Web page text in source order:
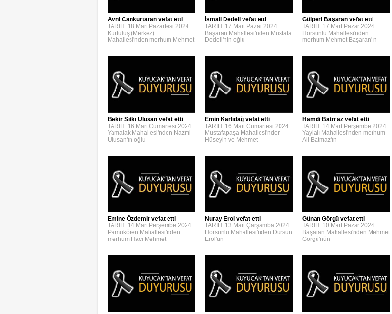
Avni Cankurtaran vefat etti
TARİH: 18 Mart Pazartesi 2024
Kurtuluş (Merkez)
Mahallesi'nden merhum Mehmet
İsmail Dedeli vefat etti
TARİH: 17 Mart Pazar 2024
Başaran Mahallesi'nden Mustafa
Dedeli'nin oğlu
Gülperi Başaran vefat etti
TARİH: 17 Mart Pazar 2024
Horsunlu Mahallesi'nden
merhum Mehmet Başaran'ın
Bekir Sıtkı Ulusan vefat etti
TARİH: 16 Mart Cumartesi 2024
Yamalak Mahallesi'nden Nazmi
Ulusan'ın oğlu
Emin Karlıdağ vefat etti
TARİH: 16 Mart Cumartesi 2024
Mustafapaşa Mahallesi'nden
Hüseyin ve Mehmet
Hamdi Batmaz vefat etti
TARİH: 14 Mart Perşembe 2024
Yaylalı Mahallesi'nden merhum
Ali Batmaz'ın
Emine Özdemir vefat etti
TARİH: 14 Mart Perşembe 2024
Pamukören Mahallesi'nden
merhum Hacı Mehmet
Nuray Erol vefat etti
TARİH: 13 Mart Çarşamba 2024
Horsunlu Mahallesi'nden Dursun
Erol'un
Günan Görgü vefat etti
TARİH: 10 Mart Pazar 2024
Başaran Mahallesi'nden Mehmet
Görgü'nün